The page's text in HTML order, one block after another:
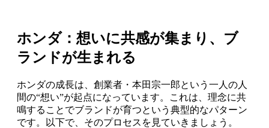
ホンダ：想いに共感が集まり、ブ
ランドが生まれる
ホンダの成長は、創業者・本田宗一郎という一人の人
間の“想い”が起点になっています。これは、理念に共
鳴することでブランドが育つという典型的なパターン
です。以下で、そのプロセスを見ていきましょう。